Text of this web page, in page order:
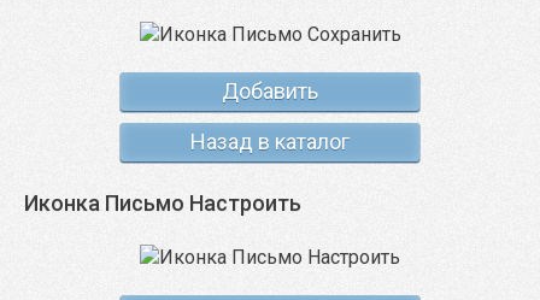
Добавить
Назад в каталог
Иконка Письмо Настроить